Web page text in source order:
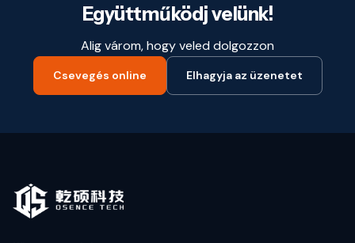
Együttműködj velünk!
Alig várom, hogy veled dolgozzon
Csevegés online Elhagyja az üzenetet